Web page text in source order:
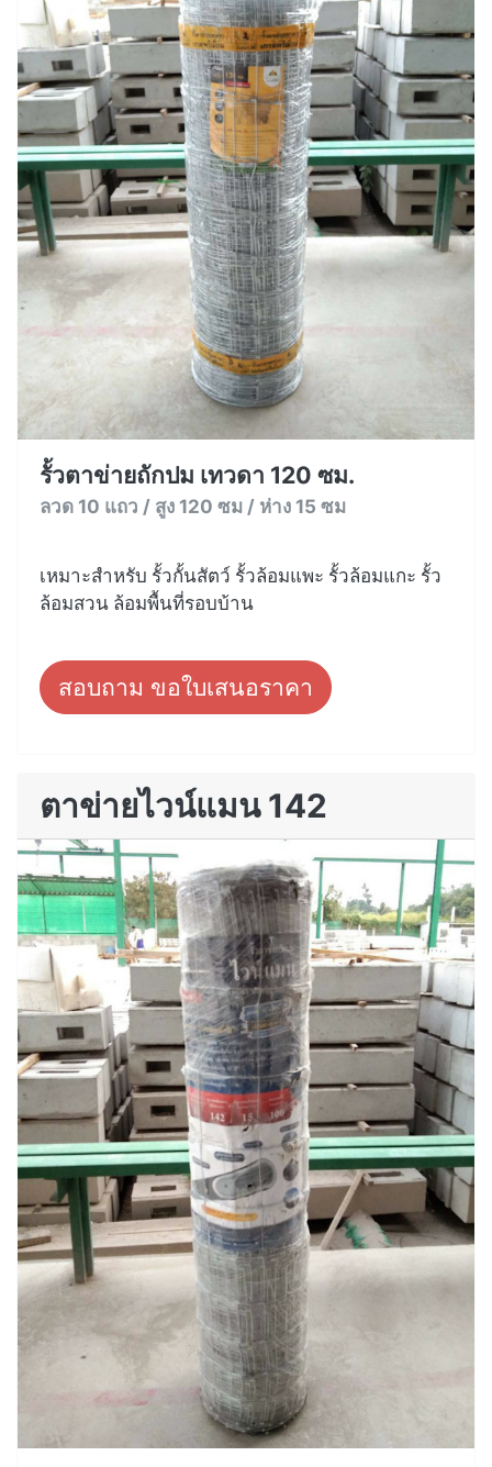
รั้วตาข่ายถักปม เทวดา 120 ซม.
ลวด 10 แถว / สูง 120 ซม / ห่าง 15 ซม
เหมาะสำหรับ รั้วกั้นสัตว์ รั้วล้อมแพะ รั้วล้อมแกะ รั้ว
ล้อมสวน ล้อมพื้นที่รอบบ้าน
สอบถาม ขอใบเสนอราคา
ตาข่ายไวน์แมน 142